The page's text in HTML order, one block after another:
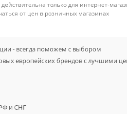
только для интернет-
от цен в розничных магазинах
- всегда поможем с выбором
европейских брендов с лучшими
и СНГ